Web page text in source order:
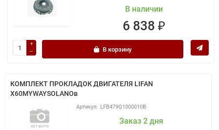
В наличии
6 838 ₽
В корзину
КОМПЛЕКТ ПРОКЛАДОК ДВИГАТЕЛЯ LIFAN
X60MYWAYSOLANOв
LFB479Q1000010B
Заказ 2 дня